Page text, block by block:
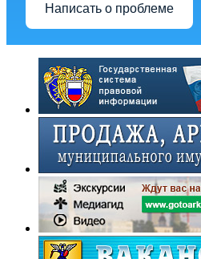
Написать о проблеме